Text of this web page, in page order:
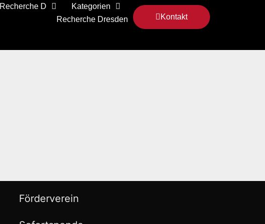
Kontakt
Recherche D
Kategorien
Recherche Dresden
Förderverein